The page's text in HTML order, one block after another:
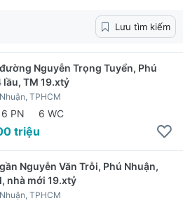
Lưu tìm kiếm
Nguyễn Trọng Tuyển, Phú
lầu, TM 19.xtỷ
TPHCM
6 PN 6 WC
triệu
Nguyễn Văn Trỗi, Phú Nhuận,
nhà mới 19.xtỷ
TPHCM